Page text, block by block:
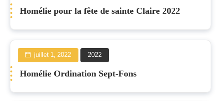
Homélie pour la fête de sainte Claire 2022
juillet 1, 2022 2022
Homélie Ordination Sept-Fons